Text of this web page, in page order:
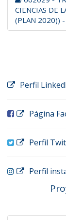
CIENCIAS DE
(PLAN 2020)) -
Perfil
Página
Perfil
Perfil